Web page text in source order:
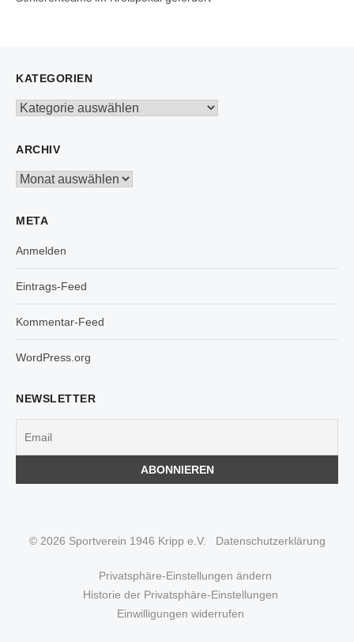
KATEGORIEN
Kategorien
ARCHIV
Archiv
META
Anmelden
Eintrags-Feed
Kommentar-Feed
WordPress.org
NEWSLETTER
© 2026 Sportverein 1946 Kripp e.V. Datenschutzerklärung
Privatsphäre-Einstellungen ändern
Historie der Privatsphäre-Einstellungen
Einwilligungen widerrufen